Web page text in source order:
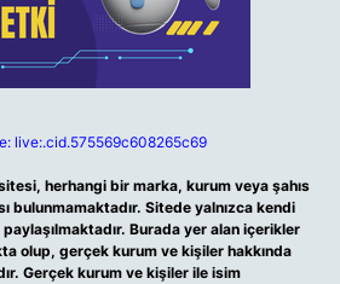
live:.cid.575569c608265c69
herhangi bir marka, kurum veya şahıs
bulunmamaktadır. Sitede yalnızca kendi
paylaşılmaktadır. Burada yer alan içerikler
olup, gerçek kurum ve kişiler hakkında
Gerçek kurum ve kişiler ile isim